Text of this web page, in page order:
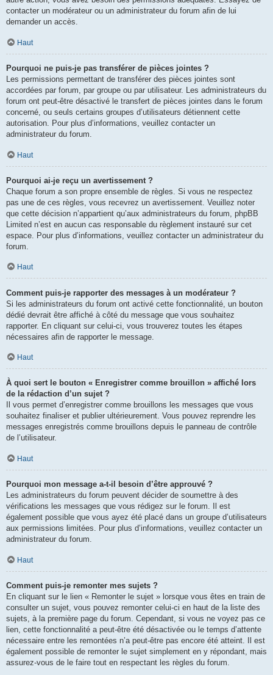
contacter un modérateur ou un administrateur du forum afin de lui
demander un accès.
Haut
Pourquoi ne puis-je pas transférer de pièces jointes ?
Les permissions permettant de transférer des pièces jointes sont
accordées par forum, par groupe ou par utilisateur. Les administrateurs du
forum ont peut-être désactivé le transfert de pièces jointes dans le forum
concerné, ou seuls certains groupes d’utilisateurs détiennent cette
autorisation. Pour plus d’informations, veuillez contacter un
administrateur du forum.
Haut
Pourquoi ai-je reçu un avertissement ?
Chaque forum a son propre ensemble de règles. Si vous ne respectez
pas une de ces règles, vous recevrez un avertissement. Veuillez noter
que cette décision n’appartient qu’aux administrateurs du forum, phpBB
Limited n’est en aucun cas responsable du règlement instauré sur cet
espace. Pour plus d’informations, veuillez contacter un administrateur du
forum.
Haut
Comment puis-je rapporter des messages à un modérateur ?
Si les administrateurs du forum ont activé cette fonctionnalité, un bouton
dédié devrait être affiché à côté du message que vous souhaitez
rapporter. En cliquant sur celui-ci, vous trouverez toutes les étapes
nécessaires afin de rapporter le message.
Haut
À quoi sert le bouton « Enregistrer comme brouillon » affiché lors
de la rédaction d’un sujet ?
Il vous permet d’enregistrer comme brouillons les messages que vous
souhaitez finaliser et publier ultérieurement. Vous pouvez reprendre les
messages enregistrés comme brouillons depuis le panneau de contrôle
de l’utilisateur.
Haut
Pourquoi mon message a-t-il besoin d’être approuvé ?
Les administrateurs du forum peuvent décider de soumettre à des
vérifications les messages que vous rédigez sur le forum. Il est
également possible que vous ayez été placé dans un groupe d’utilisateurs
aux permissions limitées. Pour plus d’informations, veuillez contacter un
administrateur du forum.
Haut
Comment puis-je remonter mes sujets ?
En cliquant sur le lien « Remonter le sujet » lorsque vous êtes en train de
consulter un sujet, vous pouvez remonter celui-ci en haut de la liste des
sujets, à la première page du forum. Cependant, si vous ne voyez pas ce
lien, cette fonctionnalité a peut-être été désactivée ou le temps d’attente
nécessaire entre les remontées n’a peut-être pas encore été atteint. Il est
également possible de remonter le sujet simplement en y répondant, mais
assurez-vous de le faire tout en respectant les règles du forum.